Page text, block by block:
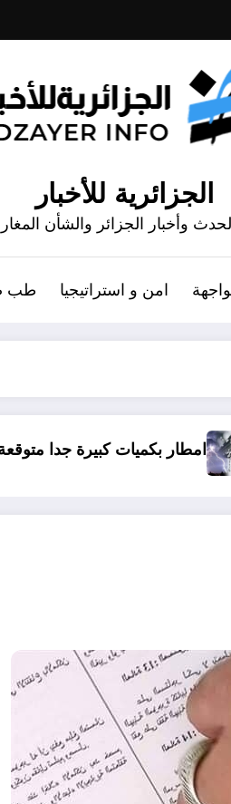
الجزائرية للأخبار
وأخبار الجزائر والشأن
امن و استراتيجيا طب
متوقعة في الجزائر في شهري